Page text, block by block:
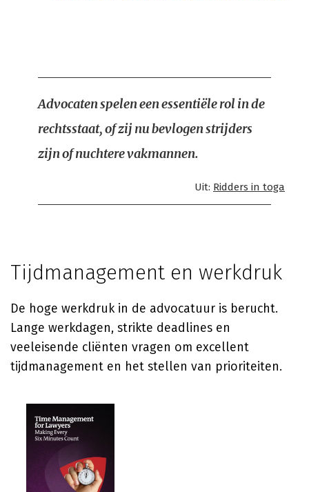
Advocaten spelen een essentiële rol in de
rechtsstaat, of zij nu bevlogen strijders
zijn of nuchtere vakmannen.
Uit: Ridders in toga
Tijdmanagement en werkdruk
De hoge werkdruk in de advocatuur is berucht.
Lange werkdagen, strikte deadlines en
veeleisende cliënten vragen om excellent
tijdmanagement en het stellen van prioriteiten.